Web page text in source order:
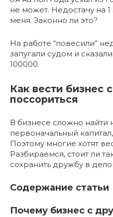
не может. Недостачу на
меня. Законно ли это?
На работе “повесили”
запугали судом и
100000.
Как вести бизнес
поссориться
В бизнесе сложно найти
первоначальный
Поэтому многие хотят
Разбираемся, стоит ли
сохранить дружбу в
Содержание статьи
Почему бизнес с